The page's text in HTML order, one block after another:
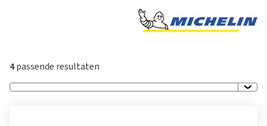
4passende resultaten